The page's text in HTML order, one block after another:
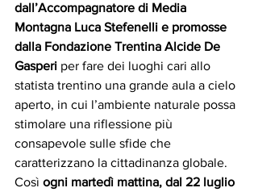
dall’Accompagnatore di Media
Montagna Luca Stefenelli e promosse
dalla Fondazione Trentina Alcide De
Gasperi per fare dei luoghi cari allo
statista trentino una grande aula a cielo
aperto, in cui l’ambiente naturale possa
stimolare una riflessione più
consapevole sulle sfide che
caratterizzano la cittadinanza globale.
Così ogni martedì mattina, dal 22 luglio